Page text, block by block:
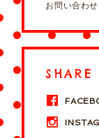
お問い合わ
SHARE